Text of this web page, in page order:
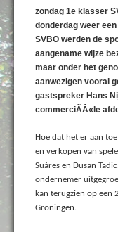
zondag 1e klasser
donderdag weer
SVBO werden de
aangename wijze
maar onder het
aanwezigen vooral
gastspreker Hans
commerciÃÂ«le
Hoe dat het er aan
en verkopen van
Suàres en Dusan
ondernemer
kan terugzien op een
Groningen.